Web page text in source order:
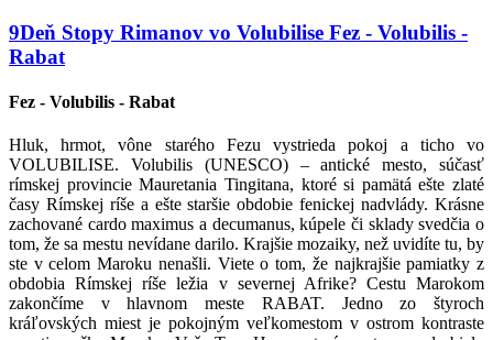
9Deň Stopy Rimanov vo Volubilise Fez - Volubilis -
Rabat
Fez - Volubilis - Rabat
Hluk, hrmot, vône starého Fezu vystrieda pokoj a ticho vo
VOLUBILISE. Volubilis (UNESCO) – antické mesto, súčasť
rímskej provincie Mauretania Tingitana, ktoré si pamätá ešte zlaté
časy Rímskej ríše a ešte staršie obdobie fenickej nadvlády. Krásne
zachované cardo maximus a decumanus, kúpele či sklady svedčia o
tom, že sa mestu nevídane darilo. Krajšie mozaiky, než uvidíte tu, by
ste v celom Maroku nenašli. Viete o tom, že najkrajšie pamiatky z
obdobia Rímskej ríše ležia v severnej Afrike? Cestu Marokom
zakončíme v hlavnom meste RABAT. Jedno zo štyroch
kráľovských miest je pokojným veľkomestom v ostrom kontraste